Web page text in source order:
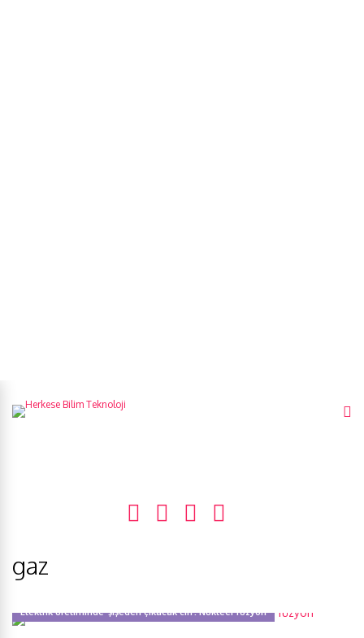
gaz
Elektrik üretiminde ‘şişeden çıkacak cin’: Nükleer füzyon